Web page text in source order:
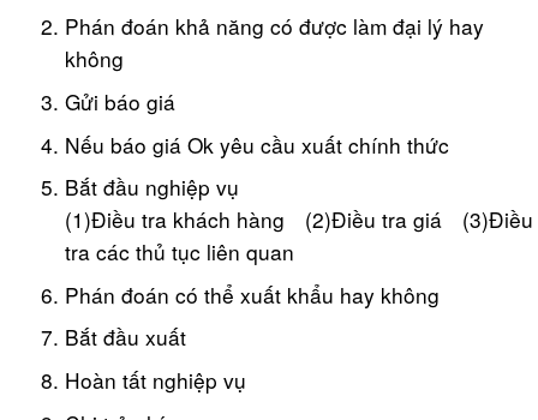
Phán đoán khả năng có được làm đại lý hay
không
Gửi báo giá
Nếu báo giá Ok yêu cầu xuất chính thức
Bắt đầu nghiệp vụ
(1)Điều tra khách hàng (2)Điều tra giá (3)Điều
tra các thủ tục liên quan
Phán đoán có thể xuất khẩu hay không
Bắt đầu xuất
Hoàn tất nghiệp vụ